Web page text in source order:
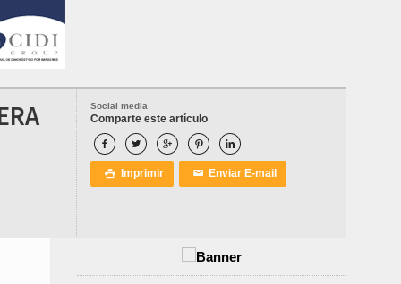
Social media
Comparte este artículo
    
 Imprimir ✉ Enviar E-mail